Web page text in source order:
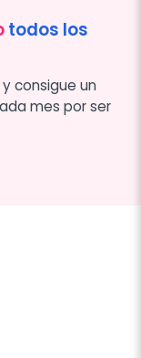
todos los
consigue un
mes por ser